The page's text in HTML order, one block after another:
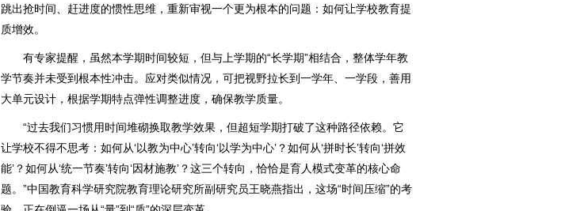
跳出抢时间、赶进度的惯性思维，重新审视一个更为根本的问题：如何让学校教育提
质增效。
有专家提醒，虽然本学期时间较短，但与上学期的“长学期”相结合，整体学年教
学节奏并未受到根本性冲击。应对类似情况，可把视野拉长到一学年、一学段，善用
大单元设计，根据学期特点弹性调整进度，确保教学质量。
“过去我们习惯用时间堆砌换取教学效果，但超短学期打破了这种路径依赖。它
让学校不得不思考：如何从‘以教为中心’转向‘以学为中心’？如何从‘拼时长’转向‘拼效
能’？如何从‘统一节奏’转向‘因材施教’？这三个转向，恰恰是育人模式变革的核心命
题。”中国教育科学研究院教育理论研究所副研究员王晓燕指出，这场“时间压缩”的考